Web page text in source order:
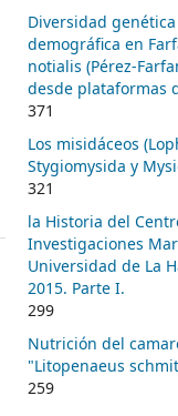
Diversidad
demográfica en
notialis (Pérez-
desde plataformas
371
Los misidáceos
Stygiomysida y
321
la Historia del
Investigaciones
Universidad de La
2015. Parte I.
299
Nutrición del
"Litopenaeus
259